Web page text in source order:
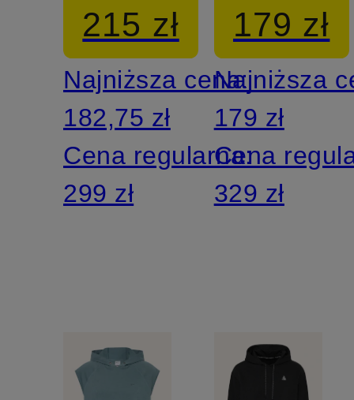
215 zł
Najniższa cena:
182,75 zł
Cena regularna:
299 zł
179 zł
Najniższa
179 zł
Cena
329 zł